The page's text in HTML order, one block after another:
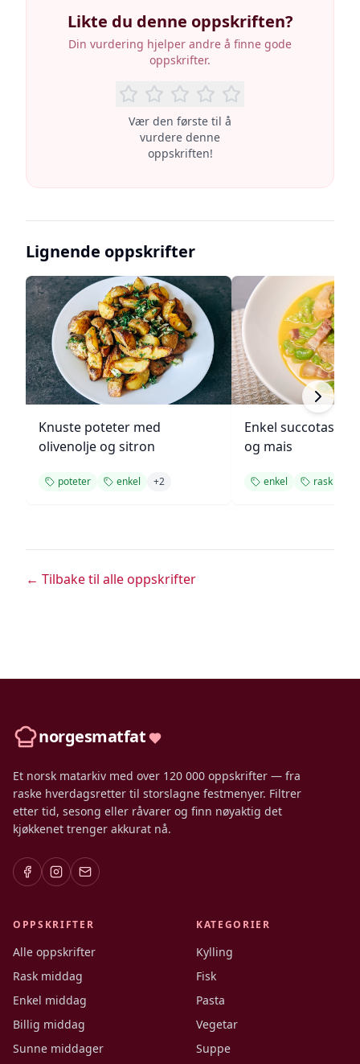
Likte du denne oppskriften?
Din vurdering hjelper andre å finne gode
oppskrifter.
Vær den første til å
vurdere denne
oppskriften!
Lignende oppskrifter
Knuste poteter med
olivenolje og sitron
poteter enkel +2
Enkel succotash
og mais
enkel rask
← Tilbake til alle oppskrifter
norgesmatfat
Et norsk matarkiv med over 120 000 oppskrifter — fra
raske hverdagsretter til storslagne festmenyer. Filtrer
etter tid, sesong eller råvarer og finn nøyaktig det
kjøkkenet trenger akkurat nå.
OPPSKRIFTER
Alle oppskrifter
Rask middag
Enkel middag
Billig middag
Sunne middager
KATEGORIER
Kylling
Fisk
Pasta
Vegetar
Suppe